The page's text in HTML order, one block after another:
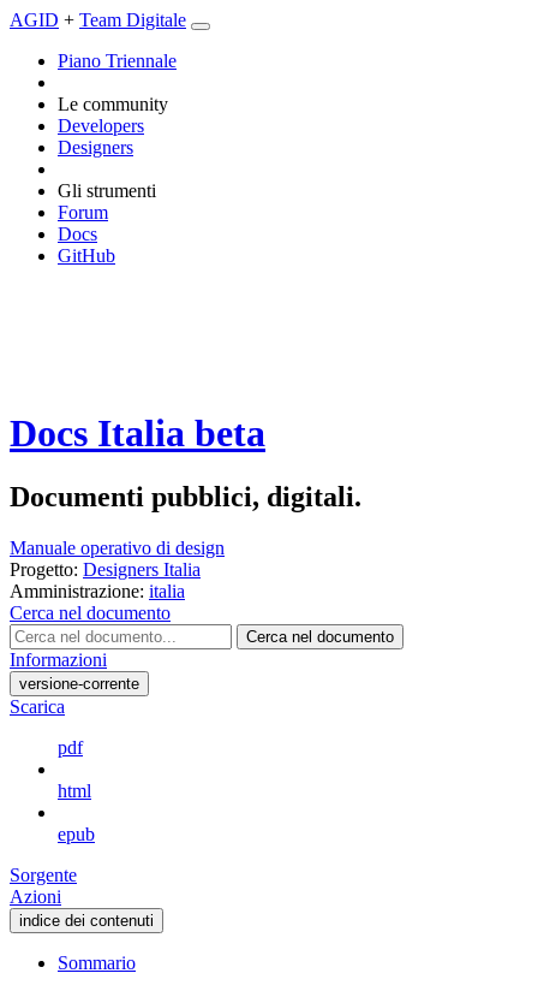
AGID + Team Digitale
Piano Triennale
Le community
Developers
Designers
Gli strumenti
Forum
Docs
GitHub
Docs Italia beta
Documenti pubblici, digitali.
Manuale operativo di design
Progetto: Designers Italia
Amministrazione: italia
Cerca nel documento
Cerca nel documento
Informazioni
versione-corrente
Scarica
pdf
html
epub
Sorgente
Azioni
indice dei contenuti
Sommario